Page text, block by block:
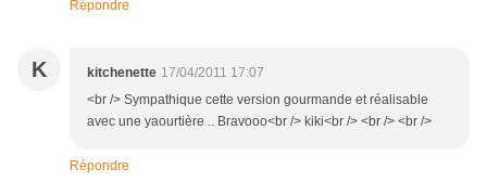
Répondre
K kitchenette 17/04/2011 17:07
<br /> Sympathique cette version gourmande et réalisable
avec une yaourtière .. Bravooo<br /> kiki<br /> <br /> <br />
Répondre